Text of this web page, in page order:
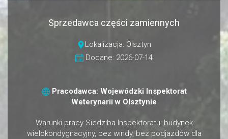
Sprzedawca części zamiennych
Lokalizacja: Olsztyn
Dodane: 2026-07-14
Pracodawca: Wojewódzki Inspektorat
Weterynarii w Olsztynie
Warunki pracy Siedziba Inspektoratu: budynek
wielokondygnacyjny, bez windy, bez podjazdów dla